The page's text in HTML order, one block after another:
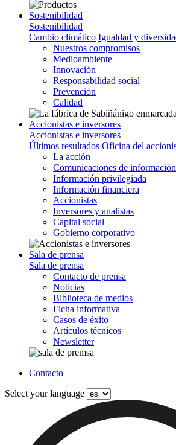
Sostenibilidad
Sostenibilidad
Cambio climático Igualdad y
Nuestros compromisos
Medioambiente
Innovación
Responsabilidad social
Prevención
Calidad
Accionistas e inversores
Accionistas e inversores
Últimos resultados Oficina del
La acción
Comunicaciones de
Información privilegiada
Información financiera
Accionistas
Inversores y analistas
Capital social
Gobierno corporativo
Sala de prensa
Sala de prensa
Contacto de prensa
Noticias
Biblioteca de medios
Ficha informativa
Casos de éxito
Artículos técnicos
Newsletter
Contacto
Select your language